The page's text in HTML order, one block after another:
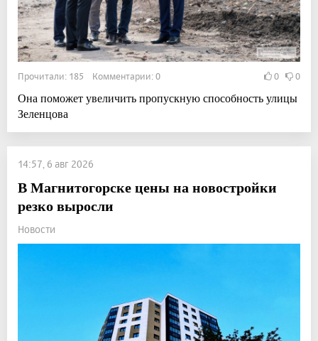
Прочитали: 185 Комментарии: 0 0 0
Она поможет увеличить пропускную способность улицы
Зеленцова
14:57, 6 авг 2026
В Магнитогорске цены на новостройки
резко выросли
Новости